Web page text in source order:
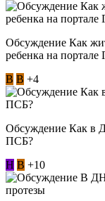
Обсуждение Как
ребенка на портале
В В +4
Обсуждение Как в
ПСБ?
Н В +10